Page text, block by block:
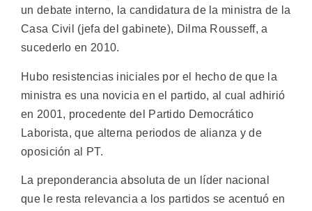
un debate interno, la candidatura de la ministra de la
Casa Civil (jefa del gabinete), Dilma Rousseff, a
sucederlo en 2010.
Hubo resistencias iniciales por el hecho de que la
ministra es una novicia en el partido, al cual adhirió
en 2001, procedente del Partido Democrático
Laborista, que alterna periodos de alianza y de
oposición al PT.
La preponderancia absoluta de un líder nacional
que le resta relevancia a los partidos se acentuó en